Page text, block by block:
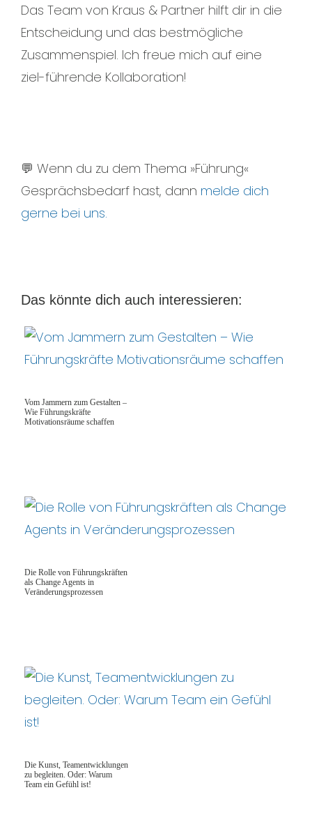
Das Team von Kraus & Partner hilft dir in die
Entscheidung und das bestmögliche
Zusammenspiel. Ich freue mich auf eine
ziel-führende Kollaboration!
💬 Wenn du zu dem Thema »Führung«
Gesprächsbedarf hast, dann melde dich
gerne bei uns.
Das könnte dich auch interessieren:
Vom Jammern zum Gestalten –
Wie Führungskräfte
Motivationsräume schaffen
Die Rolle von Führungskräften
als Change Agents in
Veränderungsprozessen
Die Kunst, Teamentwicklungen
zu begleiten. Oder: Warum
Team ein Gefühl ist!